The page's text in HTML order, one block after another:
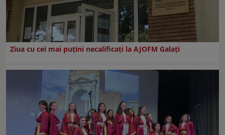
Ziua cu cei mai puțini necalificați la AJOFM Galați